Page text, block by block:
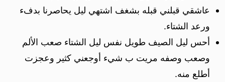
عاشقي قبلني قبله بشغف اشتهي ليل يحاصرنا بدفء
ورعد الشتاء.
أحس ليل الصيف طويل نفس ليل الشتاء صعب الألم
وصعب وصفه مريت ب شيء أوجعني كثير وعجزت
أطلع منه.